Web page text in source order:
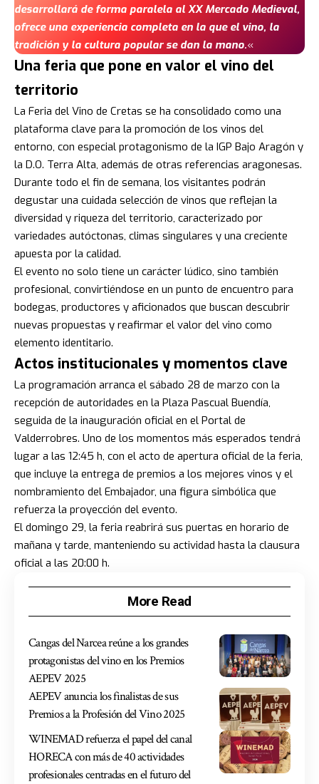
desarrollará de forma paralela al XX Mercado Medieval,
ofrece una experiencia completa en la que el vino, la
tradición y la cultura popular se dan la mano.«
Una feria que pone en valor el vino del
territorio
La Feria del Vino de Cretas se ha consolidado como una
plataforma clave para la promoción de los vinos del
entorno, con especial protagonismo de la IGP Bajo Aragón y
la D.O. Terra Alta, además de otras referencias aragonesas.
Durante todo el fin de semana, los visitantes podrán
degustar una cuidada selección de vinos que reflejan la
diversidad y riqueza del territorio, caracterizado por
variedades autóctonas, climas singulares y una creciente
apuesta por la calidad.
El evento no solo tiene un carácter lúdico, sino también
profesional, convirtiéndose en un punto de encuentro para
bodegas, productores y aficionados que buscan descubrir
nuevas propuestas y reafirmar el valor del vino como
elemento identitario.
Actos institucionales y momentos clave
La programación arranca el sábado 28 de marzo con la
recepción de autoridades en la Plaza Pascual Buendía,
seguida de la inauguración oficial en el Portal de
Valderrobres. Uno de los momentos más esperados tendrá
lugar a las 12:45 h, con el acto de apertura oficial de la feria,
que incluye la entrega de premios a los mejores vinos y el
nombramiento del Embajador, una figura simbólica que
refuerza la proyección del evento.
El domingo 29, la feria reabrirá sus puertas en horario de
mañana y tarde, manteniendo su actividad hasta la clausura
oficial a las 20:00 h.
More Read
Cangas del Narcea reúne a los grandes
protagonistas del vino en los Premios
AEPEV 2025
AEPEV anuncia los finalistas de sus
Premios a la Profesión del Vino 2025
WINEMAD refuerza el papel del canal
HORECA con más de 40 actividades
profesionales centradas en el futuro del